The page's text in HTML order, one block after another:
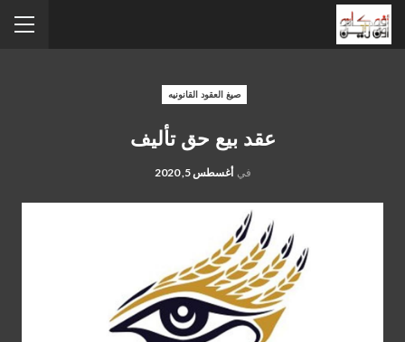
صيغ العقود القانونيه
عقد بيع حق تأليف
في أغسطس 5, 2020